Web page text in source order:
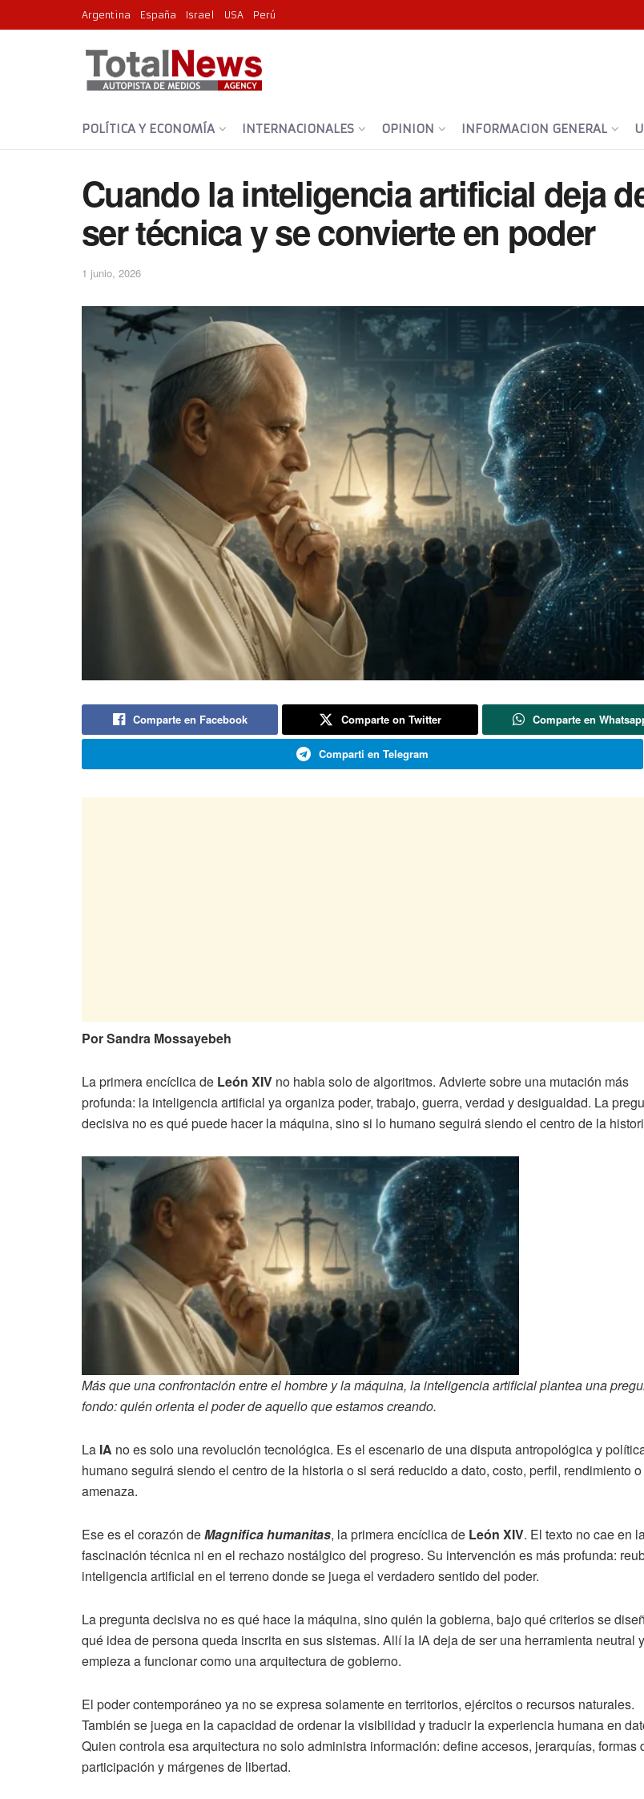
Argentina España Israel USA Perú
POLÍTICA Y ECONOMÍA INTERNACIONALES OPINION INFORMACION GENERAL
Cuando la inteligencia artificial deja
ser técnica y se convierte en poder
1 junio, 2026
Comparte en Facebook Comparte on Twitter Comparte en
Comparti en Telegram
Por Sandra Mossayebeh
La primera encíclica de León XIV no habla solo de algoritmos. Advierte sobre una mutación más
profunda: la inteligencia artificial ya organiza poder, trabajo, guerra, verdad y desigualdad. La
decisiva no es qué puede hacer la máquina, sino si lo humano seguirá siendo el centro de la
Más que una confrontación entre el hombre y la máquina, la inteligencia artificial plantea una
fondo: quién orienta el poder de aquello que estamos creando.
La IA no es solo una revolución tecnológica. Es el escenario de una disputa antropológica y
humano seguirá siendo el centro de la historia o si será reducido a dato, costo, perfil, rendimiento o
amenaza.
Ese es el corazón deMagnifica humanitas, la primera encíclica de León XIV. El texto no cae en
fascinación técnica ni en el rechazo nostálgico del progreso. Su intervención es más profunda:
inteligencia artificial en el terreno donde se juega el verdadero sentido del poder.
La pregunta decisiva no es qué hace la máquina, sino quién la gobierna, bajo qué criterios se
qué idea de persona queda inscrita en sus sistemas. Allí la IA deja de ser una herramienta neutral y
empieza a funcionar como una arquitectura de gobierno.
El poder contemporáneo ya no se expresa solamente en territorios, ejércitos o recursos naturales.
También se juega en la capacidad de ordenar la visibilidad y traducir la experiencia humana en
Quien controla esa arquitectura no solo administra información: define accesos, jerarquías, formas
participación y márgenes de libertad.